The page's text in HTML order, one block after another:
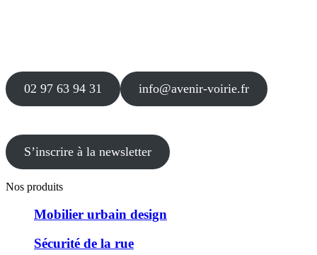
02 97 63 94 31 info@avenir-voirie.fr
S’inscrire à la newsletter
Nos produits
Mobilier urbain design
Sécurité de la rue